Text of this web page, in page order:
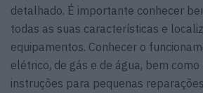
detalhado. É importante conhecer
todas as suas características e
equipamentos. Conhecer o
elétrico, de gás e de água, bem como
instruções para pequenas